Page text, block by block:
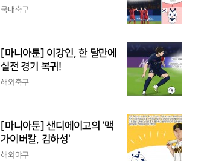
국내축구
[마니아툰] 이강인, 한 달만에
실전 경기 복귀!
해외축구
[마니아툰] 샌디에이고의 '맥
가이버칼, 김하성'
해외야구